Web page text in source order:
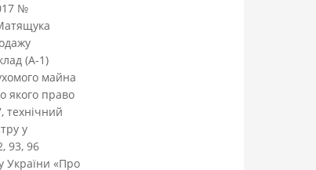
№
(А-1)
майна
якого право
технічний
у
96
України «Про